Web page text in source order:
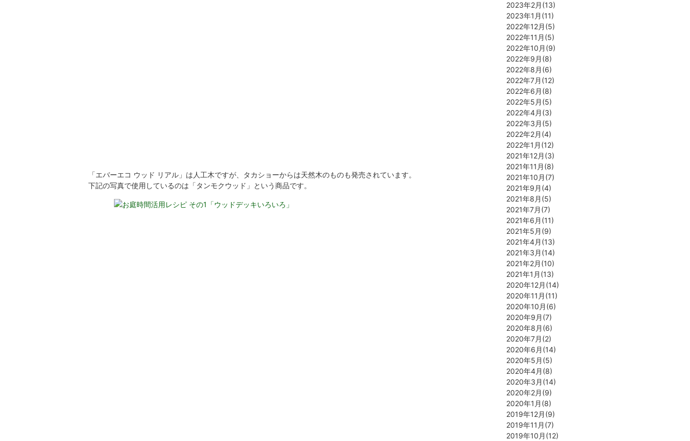
「エバーエコ ウッド リアル」は人工木ですが、タカショーからは天然木のものも発売されています。
下記の写真で使用しているのは「タンモクウッド」という商品です。
2023年2月(13)
2023年1月(11)
2022年12月(5)
2022年11月(5)
2022年10月(9)
2022年9月(8)
2022年8月(6)
2022年7月(12)
2022年6月(8)
2022年5月(5)
2022年4月(3)
2022年3月(5)
2022年2月(4)
2022年1月(12)
2021年12月(3)
2021年11月(8)
2021年10月(7)
2021年9月(4)
2021年8月(5)
2021年7月(7)
2021年6月(11)
2021年5月(9)
2021年4月(13)
2021年3月(14)
2021年2月(10)
2021年1月(13)
2020年12月(14)
2020年11月(11)
2020年10月(6)
2020年9月(7)
2020年8月(6)
2020年7月(2)
2020年6月(14)
2020年5月(5)
2020年4月(8)
2020年3月(14)
2020年2月(9)
2020年1月(8)
2019年12月(9)
2019年11月(7)
2019年10月(12)